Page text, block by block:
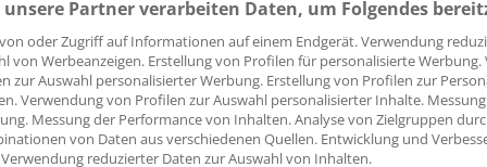
ist mit wenigen Klicks erledigt und kostenlos.
des kostenlosen Login:
Analysen, Hintergründe und Infografiken
Interviews und Praxis-Tipps
Partner verarbeiten Daten, um Folgendes
oder Zugriff auf Informationen auf einem Endgerät. Verwendung
von Werbeanzeigen. Erstellung von Profilen für personalisierte
zur Auswahl personalisierter Werbung. Erstellung von Profilen zur
Verwendung von Profilen zur Auswahl personalisierter Inhalte.
Messung der Performance von Inhalten. Analyse von Zielgruppen
von Daten aus verschiedenen Quellen. Entwicklung und
reduzierter Daten zur Auswahl von Inhalten.